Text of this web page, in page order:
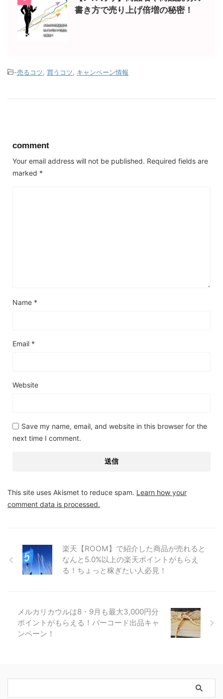
書き方で売り上げ倍増の秘密！
-売るコツ, 買うコツ, キャンペーン情報
comment
Your email address will not be published. Required fields are
marked *
Name *
Email *
Website
Save my name, email, and website in this browser for the
next time I comment.
This site uses Akismet to reduce spam. Learn how your
comment data is processed.
楽天【ROOM】で紹介した商品が売れると
なんと5.0%以上の楽天ポイントがもらえ
る！ちょっと稼ぎたい人必見！
メルカリカウルは8・9月も最大3,000円分
ポイントがもらえる！バーコード出品キャ
ンペーン！